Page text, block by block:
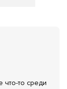
то среди